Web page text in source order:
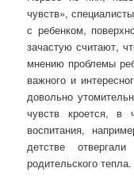
чувств»,
с ребенком,
зачастую считают,
мнению проблемы
важного и
довольно
чувств кроется, в
воспитания,
детстве
родительского тепла.